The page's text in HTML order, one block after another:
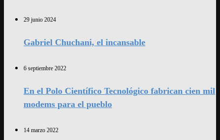
29 junio 2024
Gabriel Chuchani, el incansable
6 septiembre 2022
En el Polo Científico Tecnológico fabrican cien mil
modems para el pueblo
14 marzo 2022